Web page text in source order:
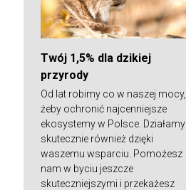
Twój 1,5% dla dzikiej
przyrody
Od lat robimy co w naszej mocy,
żeby ochronić najcenniejsze
ekosystemy w Polsce. Działamy
skutecznie również dzięki
waszemu wsparciu. Pomożesz
nam w byciu jeszcze
skuteczniejszymi i przekażesz